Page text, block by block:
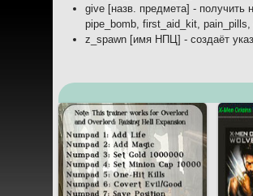
give [назв. предмета] - получить
pipe_bomb, first_aid_kit,
z_spawn [имя НПЦ] - создаёт